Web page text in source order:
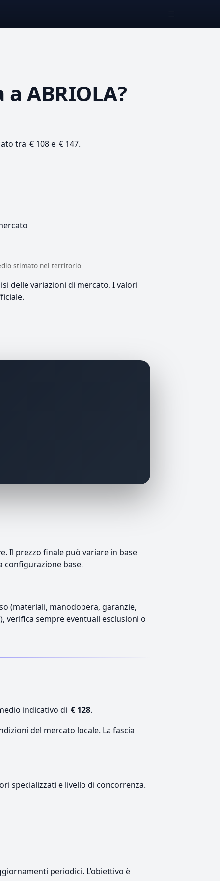
a ABRIOLA?
tra € 108 e € 147.
stimato nel territorio.
delle variazioni di mercato. I valori
Il prezzo finale può variare in base
configurazione base.
(materiali, manodopera, garanzie,
verifica sempre eventuali esclusioni o
indicativo di € 128.
del mercato locale. La fascia
specializzati e livello di concorrenza.
periodici. L’obiettivo è